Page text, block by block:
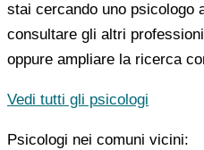
stai cercando uno psicologo
consultare gli altri
oppure ampliare la ricerca
Vedi tutti gli psicologi
Psicologi nei comuni vicini: